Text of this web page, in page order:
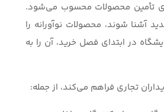
تأمین محصولات محسوب می‌شود.
تأمین‌کنندگان جدید آشنا شوند، محصولات نوآورانه را
در ابتدای فصل خرید، آن را به
تجاری فراهم می‌کند، از جمله: